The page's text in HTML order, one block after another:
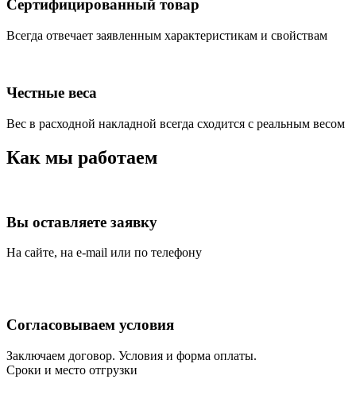
Сертифицированный товар
Всегда отвечает заявленным характеристикам и свойствам
Честные веса
Вес в расходной накладной всегда сходится с реальным весом
Как мы работаем
Вы оставляете заявку
На сайте, на e-mail или по телефону
Согласовываем условия
Заключаем договор. Условия и форма оплаты.
Сроки и место отгрузки